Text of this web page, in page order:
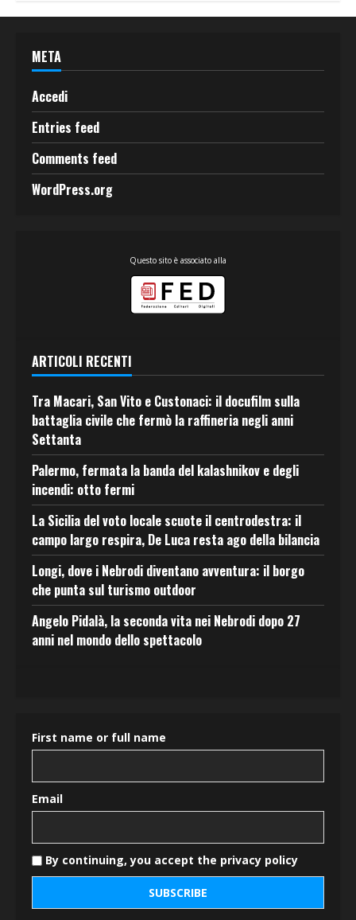
META
Accedi
Entries feed
Comments feed
WordPress.org
Questo sito è associato alla
ARTICOLI RECENTI
Tra Macari, San Vito e Custonaci: il docufilm sulla
battaglia civile che fermò la raffineria negli anni
Settanta
Palermo, fermata la banda del kalashnikov e degli
incendi: otto fermi
La Sicilia del voto locale scuote il centrodestra: il
campo largo respira, De Luca resta ago della bilancia
Longi, dove i Nebrodi diventano avventura: il borgo
che punta sul turismo outdoor
Angelo Pidalà, la seconda vita nei Nebrodi dopo 27
anni nel mondo dello spettacolo
First name or full name
Email
By continuing, you accept the privacy policy